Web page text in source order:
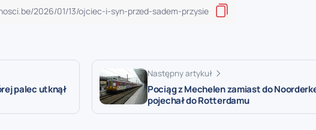
palec utknął
Następny artykuł
Pociąg z Mechelen zamiast do
pojechał do Rotterdamu